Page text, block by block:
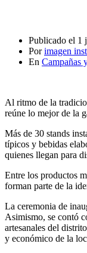
Publicado el 1
Porimagen
En Campañas
Al ritmo de la
reúne lo mejor de la
Más de 30 stands
típicos y bebidas
quienes llegan para
Entre los productos
forman parte de la
La ceremonia de
Asimismo, se contó
artesanales del
y económico de la